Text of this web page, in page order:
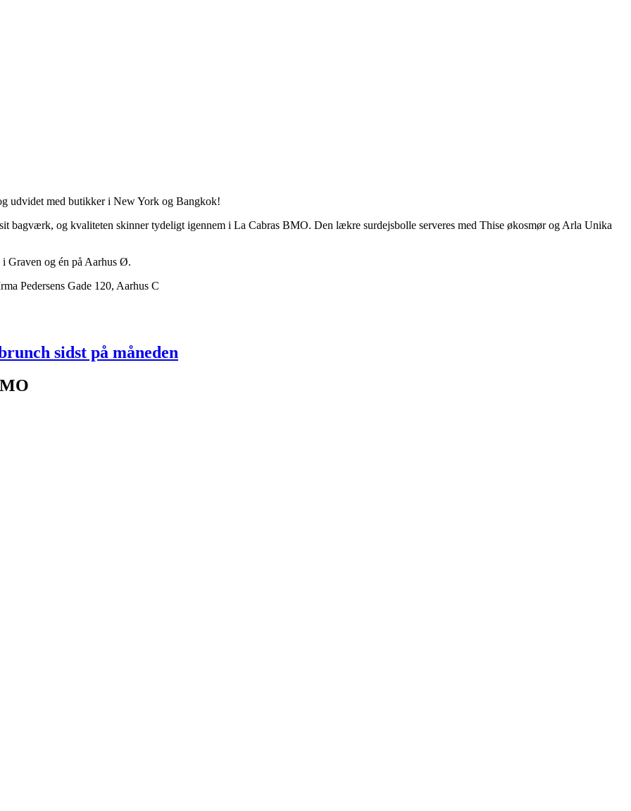
udvidet med butikker i New York og Bangkok!
bagværk, og kvaliteten skinner tydeligt igennem i La Cabras BMO. Den lækre surdejsbolle serveres med Thise økosmør og Arla Unika
i Graven og én på Aarhus Ø.
Pedersens Gade 120, Aarhus C
sidst på måneden